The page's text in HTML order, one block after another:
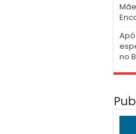
no